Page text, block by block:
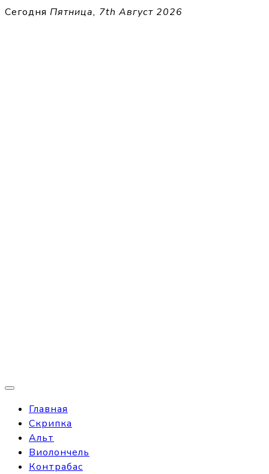
Перейти
Сегодня Пятница, 7th Август 2026
Главная
Скрипка
Альт
Виолончель
Контрабас